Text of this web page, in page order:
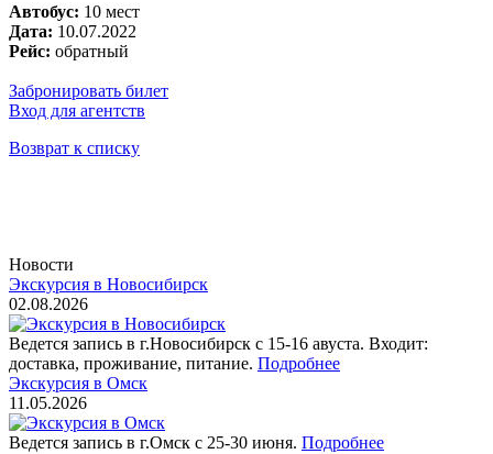
Автобус: 10 мест
Дата: 10.07.2022
Рейс: обратный
Забронировать билет
Вход для агентств
Возврат к списку
Новости
Экскурсия в Новосибирск
02.08.2026
Ведется запись в г.Новосибирск с 15-16 авуста. Входит:
доставка, проживание, питание. Подробнее
Экскурсия в Омск
11.05.2026
Ведется запись в г.Омск с 25-30 июня. Подробнее